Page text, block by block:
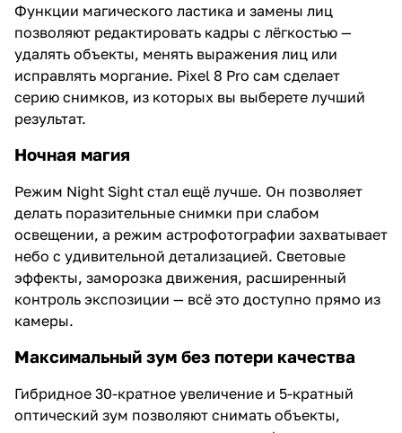
Функции магического ластика и замены лиц
позволяют редактировать кадры с лёгкостью —
удалять объекты, менять выражения лиц или
исправлять моргание. Pixel 8 Pro сам сделает
серию снимков, из которых вы выберете лучший
результат.
Ночная магия
Режим Night Sight стал ещё лучше. Он позволяет
делать поразительные снимки при слабом
освещении, а режим астрофотографии захватывает
небо с удивительной детализацией. Световые
эффекты, заморозка движения, расширенный
контроль экспозиции — всё это доступно прямо из
камеры.
Максимальный зум без потери качества
Гибридное 30-кратное увеличение и 5-кратный
оптический зум позволяют снимать объекты,